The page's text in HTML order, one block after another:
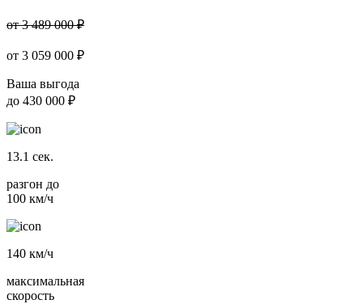
от 3 489 000 ₽
от 3 059 000 ₽
Ваша выгода
до 430 000 ₽
13.1 сек.
разгон до
100 км/ч
140 км/ч
максимальная
скорость